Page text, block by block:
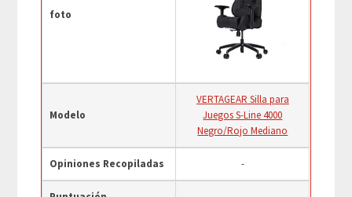
foto
Modelo
VERTAGEAR Silla para
Juegos S-Line 4000
Negro/Rojo Mediano
Opiniones Recopiladas -